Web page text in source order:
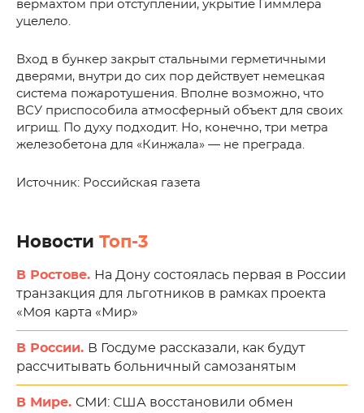
вермахтом при отступлении, укрытие Гиммлера
уцелело.
Вход в бункер закрыт стальными герметичными
дверями, внутри до сих пор действует немецкая
система пожаротушения. Вполне возможно, что
ВСУ приспособила атмосферный объект для своих
игрищ. По духу подходит. Но, конечно, три метра
железобетона для «Кинжала» — не преграда.
Источник: Российская газета
Новости Топ-3
В Ростове. На Дону состоялась первая в России
транзакция для льготников в рамках проекта
«Моя карта «Мир»
В России. В Госдуме рассказали, как будут
рассчитывать больничный самозанятым
В Мире. СМИ: США восстановили обмен